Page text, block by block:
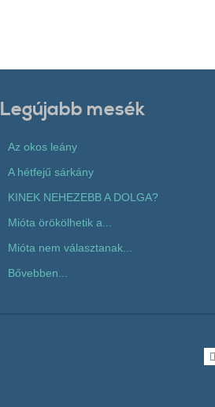
Legújabb mesék
Az okos leány
A hétfejű sárkány
KINEK NEHEZEBB A DOLGA?
Mióta örökölhetik a...
Mióta nem választanak...
Bővebben...